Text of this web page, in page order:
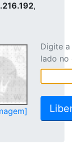
,
Digite
lado no